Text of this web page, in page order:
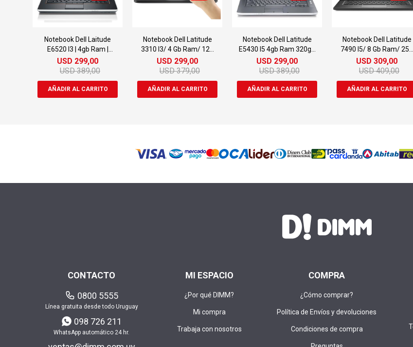
Notebook Dell Laitude
E6520 I3 | 4gb Ram |
300gb
USD 299,00
USD 389,00
Notebook Dell Latitude
3310 I3/ 4 Gb Ram/ 128
Gb Ssd Táctil
USD 299,00
USD 379,00
Notebook Dell Latitude
E5430 I5 4gb Ram 320gb
14"
USD 299,00
USD 389,00
Notebook Dell Latitude
7490 I5/ 8 Gb Ram/ 256
Gb Ssd
USD 309,00
USD 409,00
MI ESPACIO
¿Por qué DIMM?
Mi compra
Trabaja con nosotros
COMPRA
¿Cómo comprar?
Política de Envíos y devoluciones
Condiciones de compra
CONTACTO
0800 5555
Línea gratuita desde todo Uruguay
098 726 211
WhatsApp automático 24 hr.